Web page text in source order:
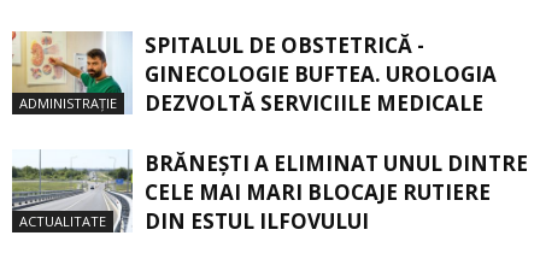
ADMINISTRAȚIE
SPITALUL DE OBSTETRICĂ -
GINECOLOGIE BUFTEA. UROLOGIA
DEZVOLTĂ SERVICIILE MEDICALE
ACTUALITATE
BRĂNEȘTI A ELIMINAT UNUL DINTRE
CELE MAI MARI BLOCAJE RUTIERE
DIN ESTUL ILFOVULUI